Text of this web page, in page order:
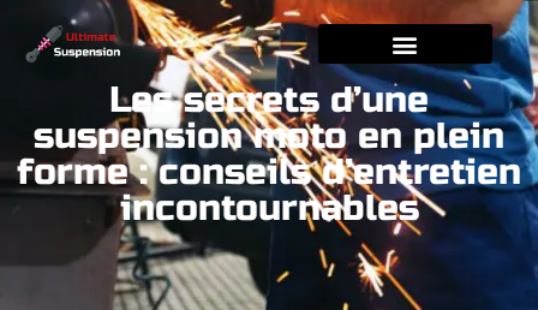
Les secrets d’une
suspension moto en plein
forme : conseils d’entretien
incontournables